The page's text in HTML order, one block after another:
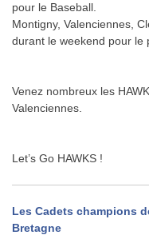
pour le Baseball.
Montigny, Valenciennes,
durant le weekend pour le
Venez nombreux les
Valenciennes.
Let’s Go HAWKS !
Navigation
Les Cadets champions
Bretagne